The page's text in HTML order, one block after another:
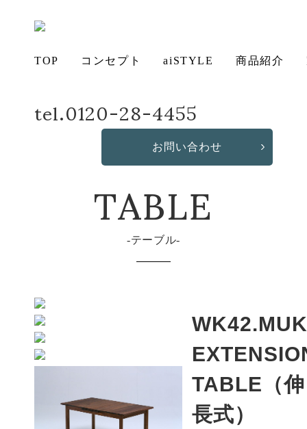
TOP コンセプト
いて
保証につ
aiSTYLE 商品紹介
ソフ
ベッ
デス
造
ファ
tel.0120-28-4455
お問い合わせ
WK42.MUKU EXTENSION-TABLE（伸長式）
TABLE
テーブル
TABLE（伸
長式）